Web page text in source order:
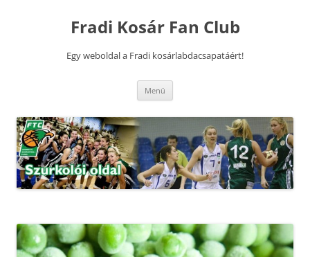
Fradi Kosár Fan Club
Egy weboldal a Fradi kosárlabdacsapatáért!
Menü